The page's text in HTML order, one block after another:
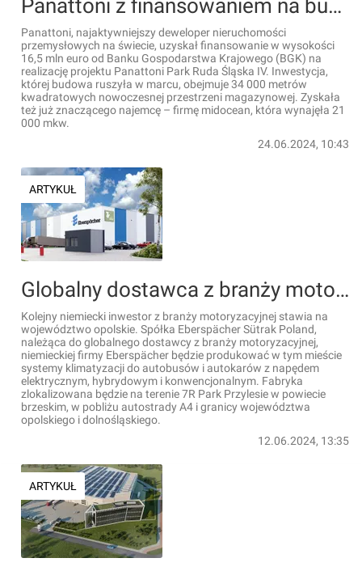
Panattoni z finansowaniem na budowę Panattoni Park Ruda Śląska IV
Panattoni, najaktywniejszy deweloper nieruchomości
przemysłowych na świecie, uzyskał finansowanie w wysokości
16,5 mln euro od Banku Gospodarstwa Krajowego (BGK) na
realizację projektu Panattoni Park Ruda Śląska IV. Inwestycja,
której budowa ruszyła w marcu, obejmuje 34 000 metrów
kwadratowych nowoczesnej przestrzeni magazynowej. Zyskała
też już znaczącego najemcę – firmę midocean, która wynajęła 21
000 mkw.
24.06.2024, 10:43
ARTYKUŁ
Globalny dostawca z branży motoryzacyjnej inwestuje w woj. opolskim
Kolejny niemiecki inwestor z branży motoryzacyjnej stawia na
województwo opolskie. Spółka Eberspächer Sütrak Poland,
należąca do globalnego dostawcy z branży motoryzacyjnej,
niemieckiej firmy Eberspächer będzie produkować w tym mieście
systemy klimatyzacji do autobusów i autokarów z napędem
elektrycznym, hybrydowym i konwencjonalnym. Fabryka
zlokalizowana będzie na terenie 7R Park Przylesie w powiecie
brzeskim, w pobliżu autostrady A4 i granicy województwa
opolskiego i dolnośląskiego.
12.06.2024, 13:35
ARTYKUŁ